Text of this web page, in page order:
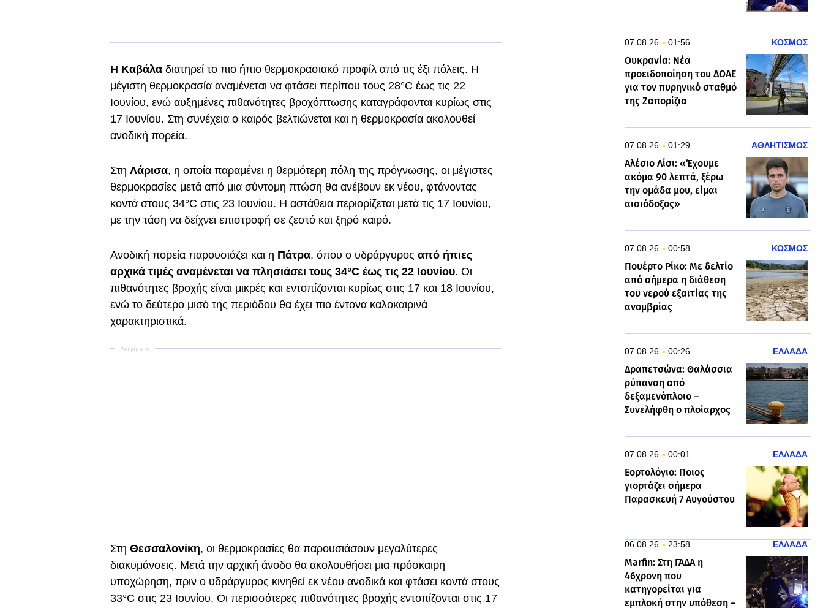
Η Καβάλα διατηρεί το πιο ήπιο θερμοκρασιακό προφίλ από τις έξι πόλεις. Η
μέγιστη θερμοκρασία αναμένεται να φτάσει περίπου τους 28°C έως τις 22
Ιουνίου, ενώ αυξημένες πιθανότητες βροχόπτωσης καταγράφονται κυρίως στις
17 Ιουνίου. Στη συνέχεια ο καιρός βελτιώνεται και η θερμοκρασία ακολουθεί
ανοδική πορεία.
Στη Λάρισα, η οποία παραμένει η θερμότερη πόλη της πρόγνωσης, οι μέγιστες
θερμοκρασίες μετά από μια σύντομη πτώση θα ανέβουν εκ νέου, φτάνοντας
κοντά στους 34°C στις 23 Ιουνίου. Η αστάθεια περιορίζεται μετά τις 17 Ιουνίου,
με την τάση να δείχνει επιστροφή σε ζεστό και ξηρό καιρό.
Ανοδική πορεία παρουσιάζει και η Πάτρα, όπου ο υδράργυρος από ήπιες
αρχικά τιμές αναμένεται να πλησιάσει τους 34°C έως τις 22 Ιουνίου. Οι
πιθανότητες βροχής είναι μικρές και εντοπίζονται κυρίως στις 17 και 18 Ιουνίου,
ενώ το δεύτερο μισό της περιόδου θα έχει πιο έντονα καλοκαιρινά
χαρακτηριστικά.
Στη Θεσσαλονίκη, οι θερμοκρασίες θα παρουσιάσουν μεγαλύτερες
διακυμάνσεις. Μετά την αρχική άνοδο θα ακολουθήσει μια πρόσκαιρη
υποχώρηση, πριν ο υδράργυρος κινηθεί εκ νέου ανοδικά και φτάσει κοντά στους
33°C στις 23 Ιουνίου. Οι περισσότερες πιθανότητες βροχής εντοπίζονται στις 17
07.08.26 01:56 ΚΟΣΜΟΣ
Ουκρανία: Νέα
προειδοποίηση του ΔΟΑΕ
για τον πυρηνικό σταθμό
της Ζαπορίζια
07.08.26 01:29 ΑΘΛΗΤΙΣΜΟΣ
Αλέσιο Λίσι: «Έχουμε
ακόμα 90 λεπτά, ξέρω
την ομάδα μου, είμαι
αισιόδοξος»
07.08.26 00:58 ΚΟΣΜΟΣ
Πουέρτο Ρίκο: Με δελτίο
από σήμερα η διάθεση
του νερού εξαιτίας της
ανομβρίας
07.08.26 00:26 ΕΛΛΑΔΑ
Δραπετσώνα: Θαλάσσια
ρύπανση από
δεξαμενόπλοιο –
Συνελήφθη ο πλοίαρχος
07.08.26 00:01 ΕΛΛΑΔΑ
Εορτολόγιο: Ποιος
γιορτάζει σήμερα
Παρασκευή 7 Αυγούστου
06.08.26 23:58 ΕΛΛΑΔΑ
Marfin: Στη ΓΑΔΑ η
46χρονη που
κατηγορείται για
εμπλοκή στην υπόθεση –